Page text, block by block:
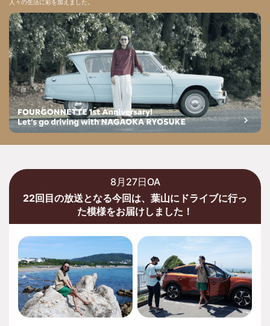
人々の生活に彩を加えました。
8月27日OA
22回目の放送となる今回は、葉山にドライブに行っ
た模様をお届けしました！